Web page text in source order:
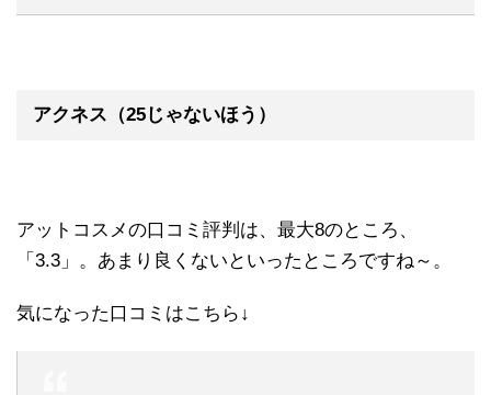
アクネス（25じゃないほう）
アットコスメの口コミ評判は、最大8のところ、
「3.3」。あまり良くないといったところですね～。
気になった口コミはこちら↓